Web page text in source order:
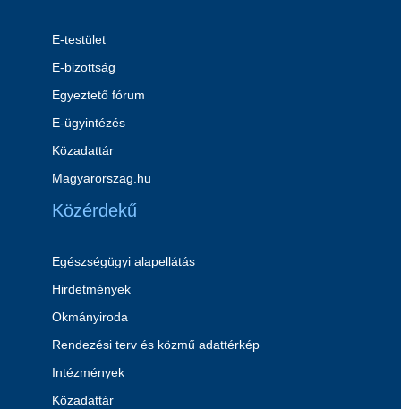
E-testület
E-bizottság
Egyeztető fórum
E-ügyintézés
Közadattár
Magyarorszag.hu
Közérdekű
Egészségügyi alapellátás
Hirdetmények
Okmányiroda
Rendezési terv és közmű adattérkép
Intézmények
Közadattár